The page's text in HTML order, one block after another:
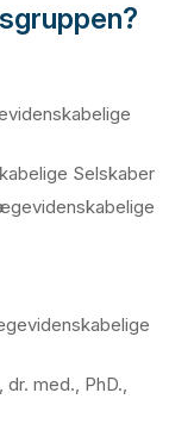
Selskaber
med., PhD.,